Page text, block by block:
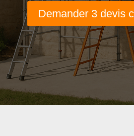
Demander 3 devis